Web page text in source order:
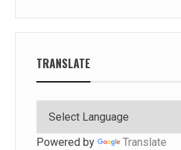
TRANSLATE
Powered by Translate